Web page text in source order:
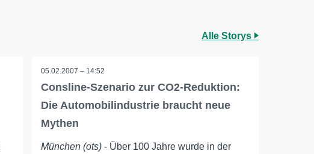
Alle Storys
05.02.2007 – 14:52
Consline-Szenario zur CO2-Reduktion:
Die Automobilindustrie braucht neue
Mythen
München (ots) - Über 100 Jahre wurde in der